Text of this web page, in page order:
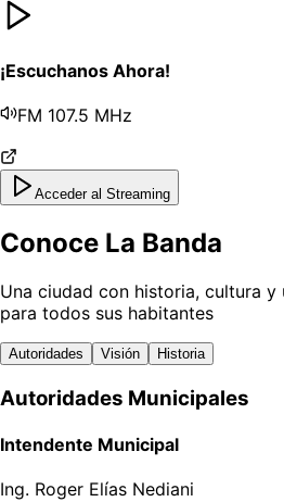
¡Escuchanos Ahora!
FM 107.5 MHz
Acceder al Streaming
Conoce La Banda
Una ciudad con historia, cultura
para todos sus habitantes
Autoridades Visión Historia
Autoridades Municipales
Intendente Municipal
Ing. Roger Elías Nediani